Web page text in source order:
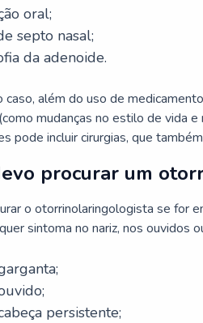
oral;
septo nasal;
da adenoide.
além do uso de
mudanças no estilo de vida
pode incluir cirurgias, que
procurar um
o otorrinolaringologista se for
sintoma no nariz, nos ouvidos
persistente;